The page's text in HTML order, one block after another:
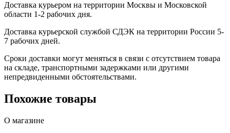
Доставка курьером на территории Москвы и Московской
области 1-2 рабочих дня.
Доставка курьерской службой СДЭК на территории России 5-
7 рабочих дней.
Сроки доставки могут меняться в связи с отсутствием товара
на складе, транспортными задержками или другими
непредвиденными обстоятельствами.
Похожие товары
О магазине